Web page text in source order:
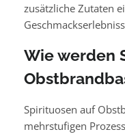
zusätzliche Zutaten
Wie werden
Spirituosen auf
mehrstufigen